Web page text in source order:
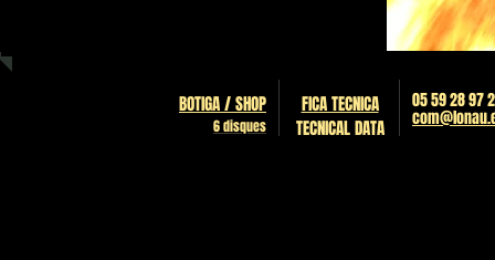
BOTIGA / SHOP
6 disques
FICA TECNICA
TECNICAL DATA
05 59 28 97